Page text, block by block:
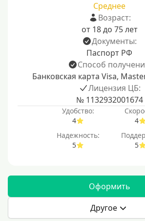
Среднее
Возраст:
от 18 до 75 лет
Документы:
Паспорт РФ
Способ
Банковская карта Visa,
Лицензия ЦБ:
№ 1132932001674
Удобство:
4
4
Надежность:
5
5
Оформить
Другое